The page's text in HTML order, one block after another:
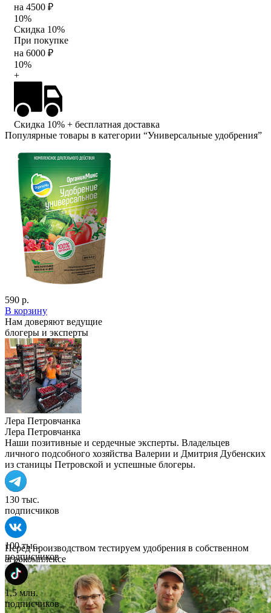
на 4500 ₽
10%
Скидка 10%
При покупке
на 6000 ₽
10%
+
Скидка 10% + бесплатная доставка
Популярные товары в категории “Универсальные удобрения”
590 р.
В корзину
Нам доверяют ведущие
блогеры и эксперты
Лера Петровчанка
Лера Петровчанка
Наши позитивные и сердечные эксперты. Владельцев
личного подсобного хозяйства Валерии и Дмитрия Дубенских
из станицы Петровской и успешные блогеры.
130 тыс.
подписчиков
100 тыс.
подписчиков
1,5 млн.
подписчиков
Перед производством тестируем удобрения в собственном
агрокомплексе